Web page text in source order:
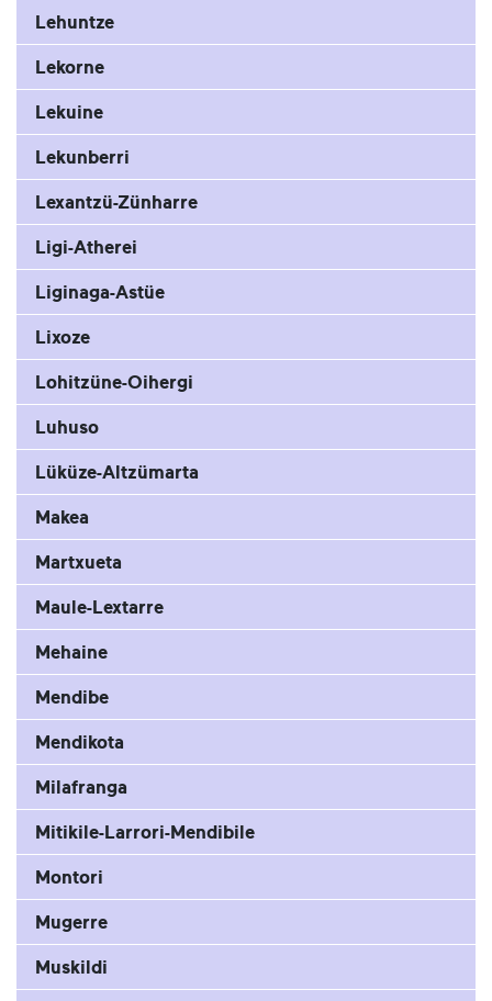
Lehuntze
Lekorne
Lekuine
Lekunberri
Lexantzü-Zünharre
Ligi-Atherei
Liginaga-Astüe
Lixoze
Lohitzüne-Oihergi
Luhuso
Lüküze-Altzümarta
Makea
Martxueta
Maule-Lextarre
Mehaine
Mendibe
Mendikota
Milafranga
Mitikile-Larrori-Mendibile
Montori
Mugerre
Muskildi